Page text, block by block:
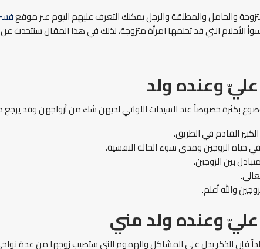
والحامل والمطلقة والرجل يمكنك التعرف عليهم اليوم عبر موقع
الأحلام التي قد تحلمها امرأة متزوجة، لذلك في هذا المقال سنتحدث
وعنده ولد
بكثرة خصوصاً عند السيدات اللواتي لديهن شك من أزواجهن وقد
القادم في الطريق.
حياة الزوجين ومدى سوء الحالة النفسية.
بين الزوجين.
والله أعلم.
وعنده ولد مني
فإن الذكر يدل على المشاكل والهموم التي ستصيب زوجها من عدة